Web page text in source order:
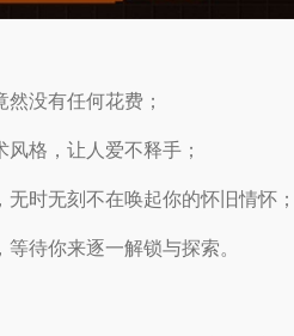
没有任何花费；
格，让人爱不释手；
时无刻不在唤起你的怀旧情怀
待你来逐一解锁与探索。